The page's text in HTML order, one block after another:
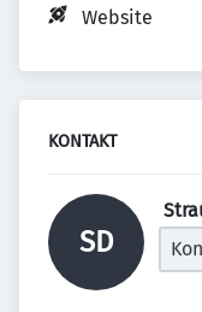
Website
KONTAKT
SD